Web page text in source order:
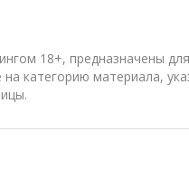
18+, предназначены
категорию материала,